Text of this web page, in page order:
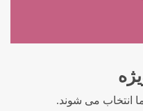
انتخاب می شوند.